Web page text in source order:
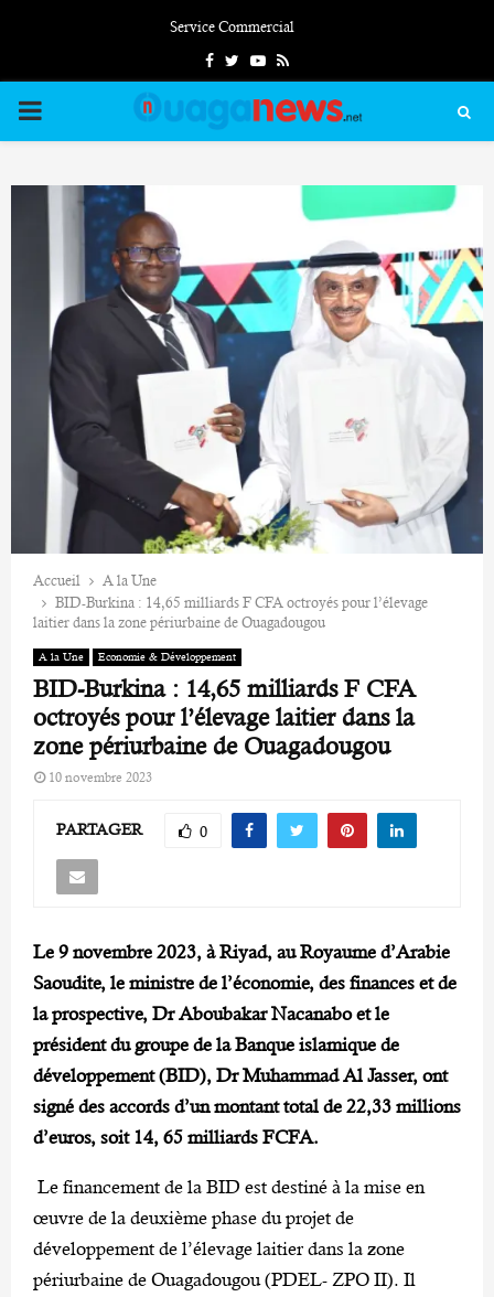
Service Commercial
FacebookTwitterYoutube
Rss
PRIMARY
Accueil
A la Une
BID-Burkina : 14,65 milliards F CFA octroyés pour l’élevage
laitier dans la zone périurbaine de Ouagadougou
A la Une Economie & Développement
BID-Burkina : 14,65 milliards F CFA
octroyés pour l’élevage laitier dans la
zone périurbaine de Ouagadougou
10 novembre 2023
PARTAGER 0
Le 9 novembre 2023, à Riyad, au Royaume d’Arabie
Saoudite, le ministre de l’économie, des finances et de
la prospective, Dr Aboubakar Nacanabo et le
président du groupe de la Banque islamique de
développement (BID), Dr Muhammad Al Jasser, ont
signé des accords d’un montant total de 22,33 millions
d’euros, soit 14, 65 milliards FCFA.
Le financement de la BID est destiné à la mise en
œuvre de la deuxième phase du projet de
développement de l’élevage laitier dans la zone
périurbaine de Ouagadougou (PDEL- ZPO II). Il